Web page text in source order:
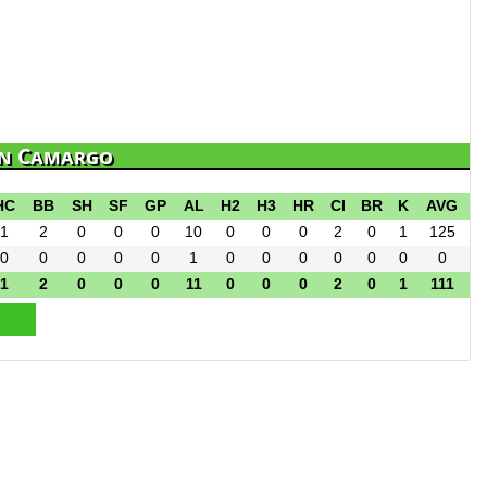
Camargo
BB SH SF GP AL H2 H3 HR CI BR K
AVG
1
2 0 0 0 10 0 0 0 2 0 1
125
0
0 0 0 0 1 0 0 0 0 0 0
0
1
2 0 0 0 11 0 0 0 2 0 1 111